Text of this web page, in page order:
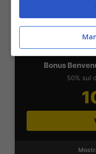
Bonus
50% sul